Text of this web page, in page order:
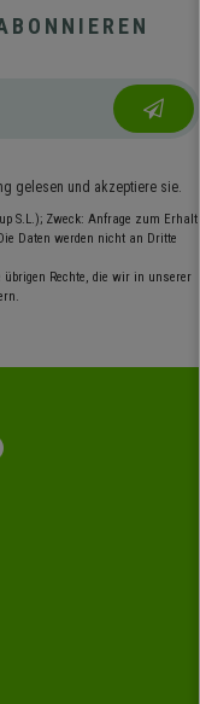
gelesen und akzeptiere sie.
S.L.); Zweck: Anfrage zum Erhalt
Daten werden nicht an Dritte
übrigen Rechte, die wir in unserer